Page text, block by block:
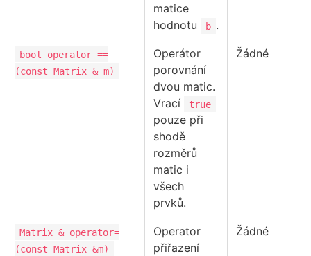
matice
hodnotu
b .
bool operator ==
(const Matrix & m)
Operátor
porovnání
dvou matic.
Vrací
true
pouze při
shodě
rozměrů
matic i
všech
prvků.
Žádné
Matrix & operator=
(const Matrix &m)
Operator
přiřazení
Žádné